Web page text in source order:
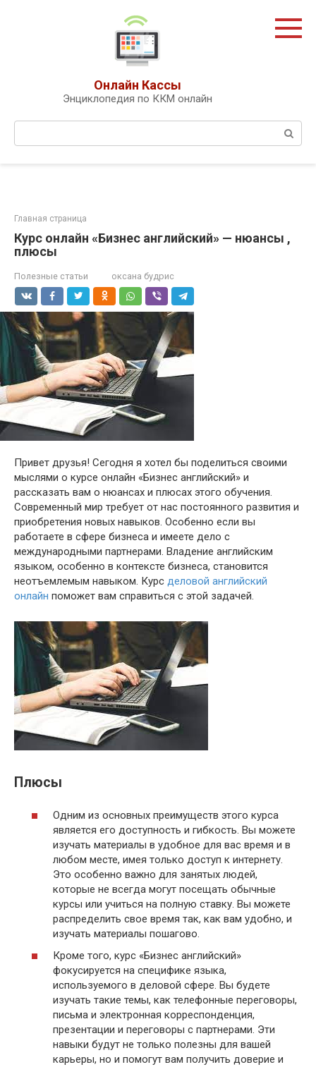
Онлайн Кассы
Энциклопедия по ККМ онлайн
Поиск:
Главная страница
Курс онлайн «Бизнес английский» — нюансы ,
плюсы
Полезные статьи оксана будрис
Привет друзья! Сегодня я хотел бы поделиться своими
мыслями о курсе онлайн «Бизнес английский» и
рассказать вам о нюансах и плюсах этого обучения.
Современный мир требует от нас постоянного развития и
приобретения новых навыков. Особенно если вы
работаете в сфере бизнеса и имеете дело с
международными партнерами. Владение английским
языком, особенно в контексте бизнеса, становится
неотъемлемым навыком. Курс деловой английский
онлайн поможет вам справиться с этой задачей.
Плюсы
Одним из основных преимуществ этого курса
является его доступность и гибкость. Вы можете
изучать материалы в удобное для вас время и в
любом месте, имея только доступ к интернету.
Это особенно важно для занятых людей,
которые не всегда могут посещать обычные
курсы или учиться на полную ставку. Вы можете
распределить свое время так, как вам удобно, и
изучать материалы пошагово.
Кроме того, курс «Бизнес английский»
фокусируется на специфике языка,
используемого в деловой сфере. Вы будете
изучать такие темы, как телефонные переговоры,
письма и электронная корреспонденция,
презентации и переговоры с партнерами. Эти
навыки будут не только полезны для вашей
карьеры, но и помогут вам получить доверие и